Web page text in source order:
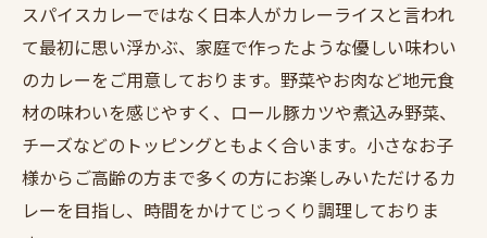
スパイスカレーではなく日本人がカレーライスと言われ
て最初に思い浮かぶ、家庭で作ったような優しい味わい
のカレーをご用意しております。野菜やお肉など地元食
材の味わいを感じやすく、ロール豚カツや煮込み野菜、
チーズなどのトッピングともよく合います。小さなお子
様からご高齢の方まで多くの方にお楽しみいただけるカ
レーを目指し、時間をかけてじっくり調理しておりま